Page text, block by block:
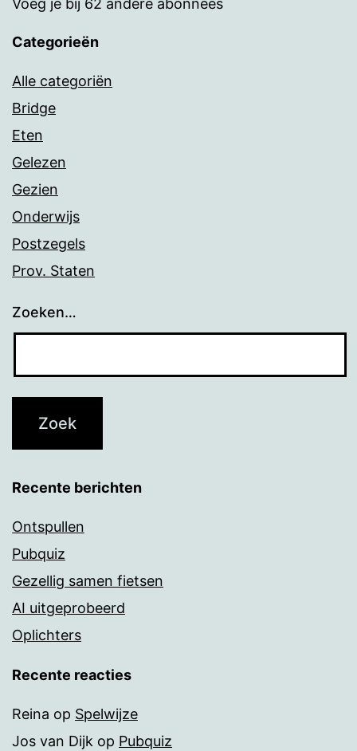
Voeg je bij 62 andere abonnees
Categorieën
Alle categoriën
Bridge
Eten
Gelezen
Gezien
Onderwijs
Postzegels
Prov. Staten
Zoeken…
Recente berichten
Ontspullen
Pubquiz
Gezellig samen fietsen
AI uitgeprobeerd
Oplichters
Recente reacties
Reina op Spelwijze
Jos van Dijk op Pubquiz